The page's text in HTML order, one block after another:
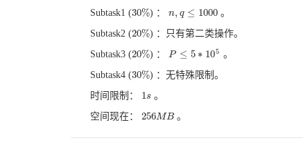
Subtask1 (30%
30%) ：n, q ≤ 1000
n,q≤ 1000
。
Subtask2 (20%
20%) ：只有第二类操作。
Subtask3 (20%
20%) ：P ≤ 5 ∗ 105
P≤ 5∗10 5
。
Subtask4 (30%
30%) ：无特殊限制。
时间限制： 1s
1s 。
空间现在： 256MB
256MB 。